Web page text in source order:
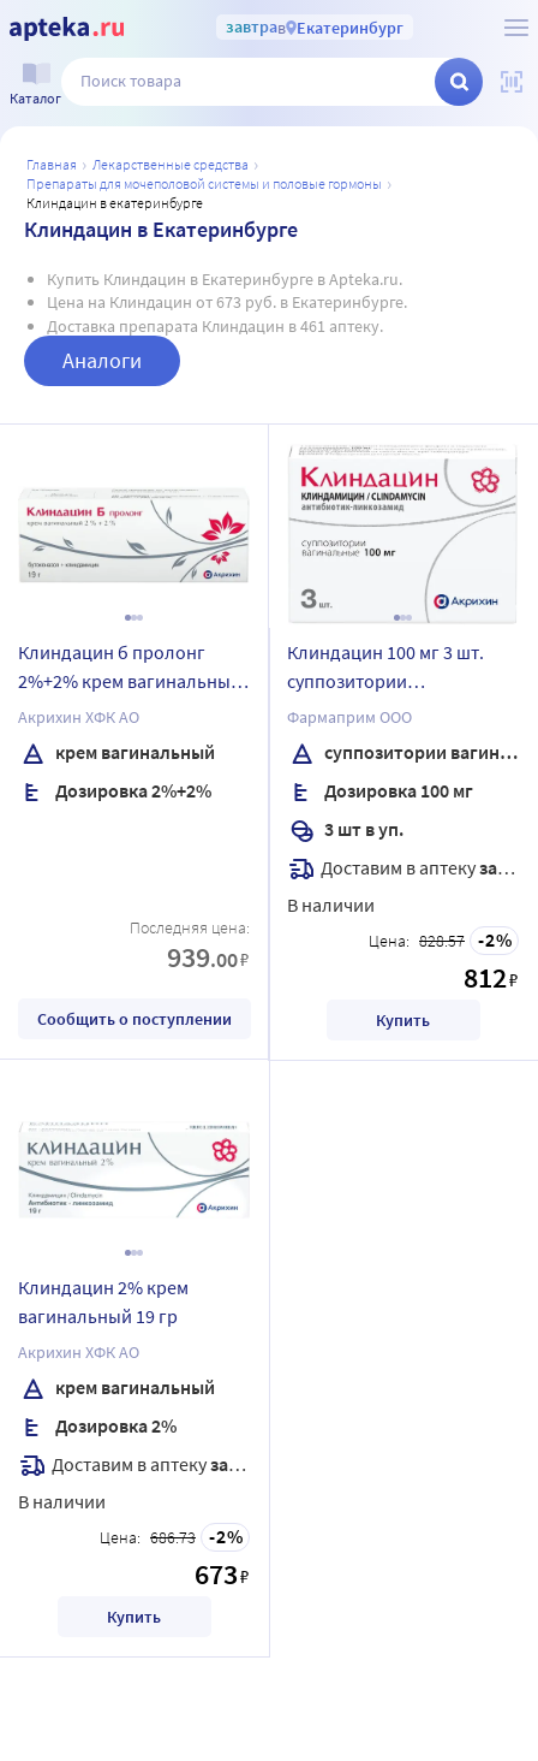
завтрав Екатеринбург
Каталог
главная
лекарственные средства
препараты для мочеполовой системы и половые гормоны
клиндацин в екатеринбурге
Клиндацин в Екатеринбурге
Купить Клиндацин в Екатеринбурге в Apteka.ru.
Цена на Клиндацин от 673 руб. в Екатеринбурге.
Доставка препарата Клиндацин в 461 аптеку.
Аналоги
Клиндацин б пролонг
2%+2% крем вагинальный
19 гр
Акрихин ХФК АО
крем вагинальный
Дозировка 2%+2%
Последняя цена:
939.00₽
Сообщить о поступлении
Клиндацин 100 мг 3 шт.
суппозитории
вагинальные
Фармаприм ООО
суппозитории вагинальные
Дозировка 100 мг
3 шт в уп.
Доставим в аптекузавтра
В наличии
Цена: 828.57 2
812₽
Купить
Клиндацин 2% крем
вагинальный 19 гр
Акрихин ХФК АО
крем вагинальный
Дозировка 2%
Доставим в аптекузавтра
В наличии
Цена: 686.73 2
673₽
Купить